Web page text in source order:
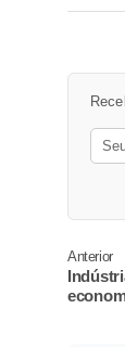
Anterior